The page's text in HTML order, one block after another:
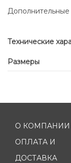
Дополнительные
Технические
Размеры
О КОМПАНИИ
ОПЛАТА И
ДОСТАВКА